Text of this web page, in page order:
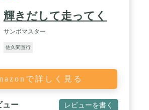
輝きだして走ってく
サンボマスター
佐久間宣行
で詳しく見る
ュー レビューを書く